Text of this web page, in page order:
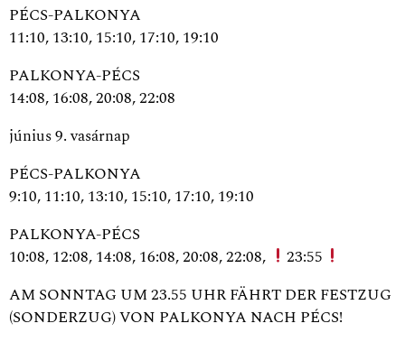
PÉCS-PALKONYA
11:10, 13:10, 15:10, 17:10, 19:10
PALKONYA-PÉCS
14:08, 16:08, 20:08, 22:08
június 9. vasárnap
PÉCS-PALKONYA
9:10, 11:10, 13:10, 15:10, 17:10, 19:10
PALKONYA-PÉCS
10:08, 12:08, 14:08, 16:08, 20:08, 22:08,
23:55
AM SONNTAG UM 23.55 UHR FÄHRT DER FESTZUG
(SONDERZUG) VON PALKONYA NACH PÉCS!